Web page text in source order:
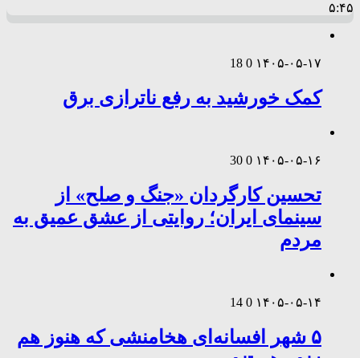
۵:۴۵
۱۴۰۵-۰۵-۱۷ 0
18
کمک خورشید به رفع ناترازی برق
۱۴۰۵-۰۵-۱۶ 0
30
تحسین کارگردان «جنگ و صلح» از
سینمای ایران؛ روایتی از عشق عمیق به
مردم
۱۴۰۵-۰۵-۱۴ 0
14
۵ شهر افسانه‌ای هخامنشی که هنوز هم